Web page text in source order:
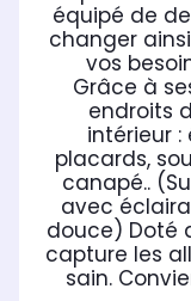
équipé de
changer
vos
Grâce à
endroits
intérieur
placards,
canapé..
avec
douce) Doté
capture les
sain.